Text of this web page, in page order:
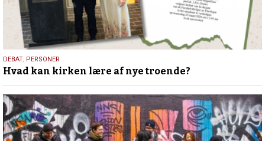
25.
juli
2026
DEBAT, PERSONER
Hvad kan kirken lære af nye troende?